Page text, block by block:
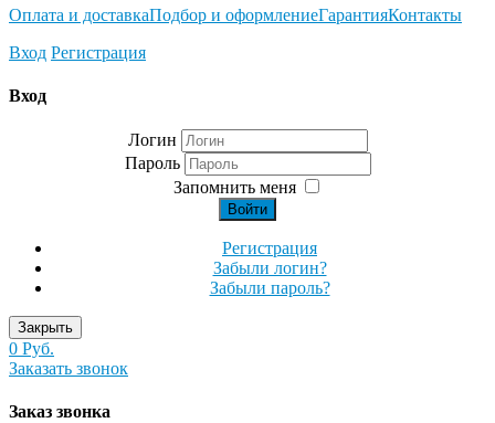
Оплата и доставкаПодбор и оформлениеГарантияКонтакты
Вход Регистрация
Вход
Логин
Пароль
Запомнить меня
Войти
Регистрация
Забыли логин?
Забыли пароль?
Закрыть
0 Руб.
Заказать звонок
Заказ звонка